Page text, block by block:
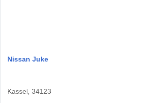
Nissan Juke
Kassel, 34123